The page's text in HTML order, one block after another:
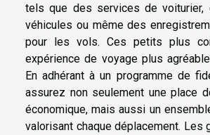
tels que des services de voiturier,
véhicules ou même des
pour les vols. Ces petits plus
expérience de voyage plus
En adhérant à un programme de
assurez non seulement une place
économique, mais aussi un
valorisant chaque déplacement. Les